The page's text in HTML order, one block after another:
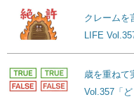
クレームを
LIFE
歳を重ねて
Vol.357「